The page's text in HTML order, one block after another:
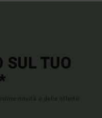
SUL TUO
novità e delle offerte